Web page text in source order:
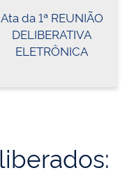
Ata da 1ª REUNIÃO
DELIBERATIVA
ELETRÔNICA